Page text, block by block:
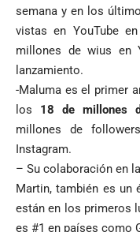
semana y en los
vistas en YouTube
millones de wius en
lanzamiento.
-Maluma es el primer
los 18 de millones
millones de
Instagram.
– Su colaboración en
Martin, también es un
están en los primeros
es #1 en países como